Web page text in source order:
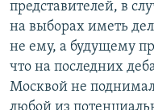
представителей, в
на выборах иметь
не ему, а будущему
что на последних
Москвой не